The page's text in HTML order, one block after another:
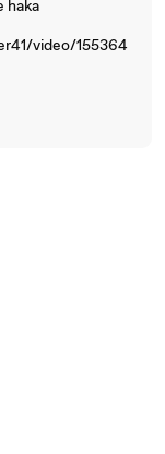
haka
video/155364